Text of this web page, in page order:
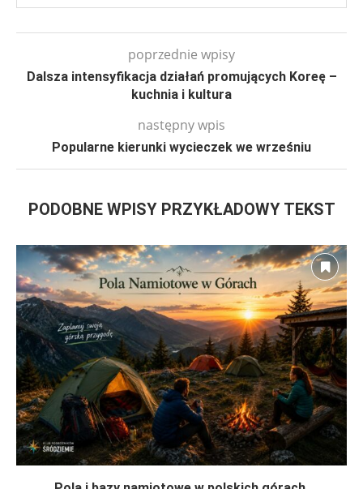
poprzednie wpisy
Dalsza intensyfikacja działań promujących Koreę –
kuchnia i kultura
następny wpis
Popularne kierunki wycieczek we wrześniu
PODOBNE WPISY PRZYKŁADOWY TEKST